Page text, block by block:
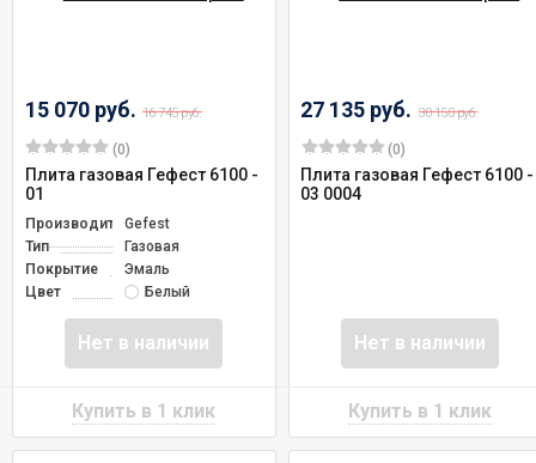
15 070 руб. 16 745 руб.
(0)
Плита газовая Гефест 6100 -
01
ПроизводительGefest
Тип
Газовая
Покрытие
Эмаль
Цвет
Белый
Нет в наличии
27 135 руб. 30 150 руб.
(0)
Плита газовая Гефест 6100 -
03 0004
Нет в наличии